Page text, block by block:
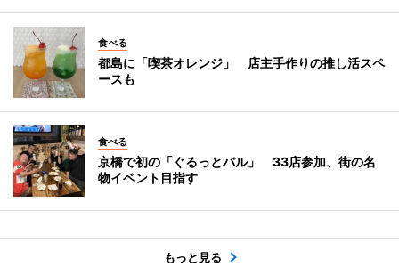
食べる
都島に「喫茶オレンジ」 店主手作りの推し活スペ
ースも
食べる
京橋で初の「ぐるっとバル」 33店参加、街の名
物イベント目指す
もっと見る